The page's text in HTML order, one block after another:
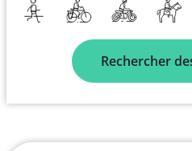
Rechercher